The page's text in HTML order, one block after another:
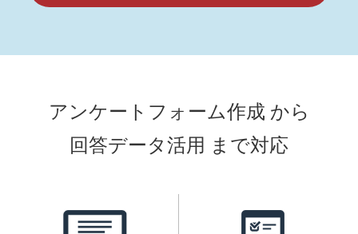
アンケートフォーム作成 から
回答データ活用 まで対応